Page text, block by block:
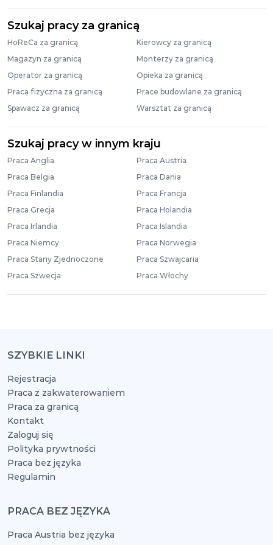
Szukaj pracy za granicą
HoReCa za granicą
Kierowcy za granicą
Magazyn za granicą
Monterzy za granicą
Operator za granicą
Opieka za granicą
Praca fizyczna za granicą
Prace budowlane za granicą
Spawacz za granicą
Warsztat za granicą
Szukaj pracy w innym kraju
Praca Anglia
Praca Austria
Praca Belgia
Praca Dania
Praca Finlandia
Praca Francja
Praca Grecja
Praca Holandia
Praca Irlandia
Praca Islandia
Praca Niemcy
Praca Norwegia
Praca Stany Zjednoczone
Praca Szwajcaria
Praca Szwecja
Praca Włochy
SZYBKIE LINKI
Rejestracja
Praca z zakwaterowaniem
Praca za granicą
Kontakt
Zaloguj się
Polityka prywtności
Praca bez języka
Regulamin
PRACA BEZ JĘZYKA
Praca Austria bez języka